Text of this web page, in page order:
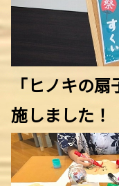
「ヒノキの
施しました！